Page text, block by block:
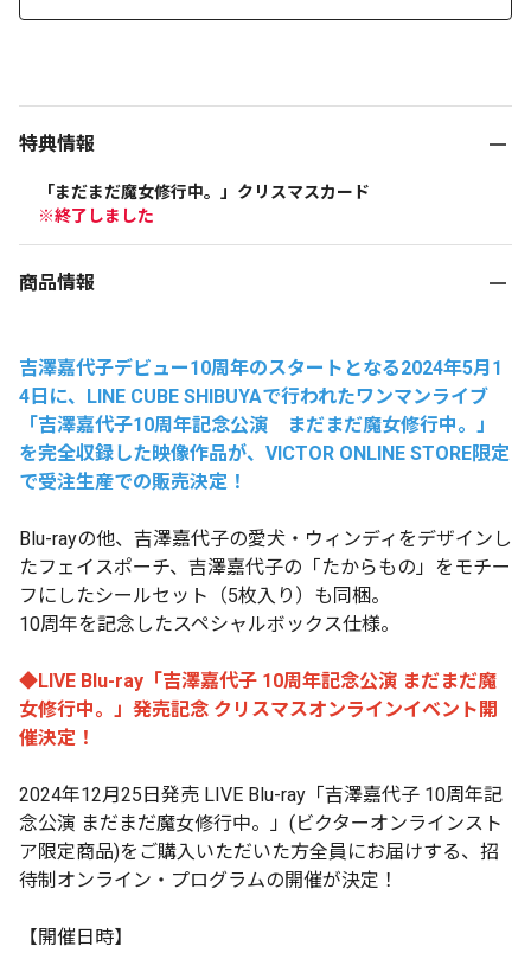
特典情報
「まだまだ魔女修行中。」クリスマスカード
※終了しました
商品情報
吉澤嘉代子デビュー10周年のスタートとなる2024年5月 1
4 日に、 LINE CUBE SHIBUYAで行われたワンマンライブ
「吉澤嘉代子10周年記念公演 まだまだ魔女修行中。」
を完全収録した映像作品が、VICTOR ONLINE STORE限定
で受注生産での販売決定！
Blu-rayの他、吉澤嘉代子の愛犬・ウィンディをデザインし
たフェイスポーチ、吉澤嘉代子の「たからもの」をモチー
フにしたシールセット（5枚入り）も同梱。
10周年を記念したスペシャルボックス仕様。
◆LIVE Blu-ray「吉澤嘉代子 10周年記念公演 まだまだ魔
女修行中。」発売記念 クリスマスオンラインイベント開
催決定！
2024年12月25日発売 LIVE Blu-ray「吉澤嘉代子 10周年記
念公演 まだまだ魔女修行中。」(ビクターオンラインスト
ア限定商品)をご購入いただいた方全員にお届けする、招
待制オンライン・プログラムの開催が決定！
【開催日時】